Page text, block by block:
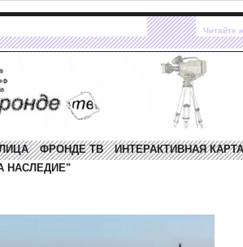
Читайте
ФРОНДЕ ТВ
ИНТЕРАКТИВНАЯ
НАСЛЕДИЕ"